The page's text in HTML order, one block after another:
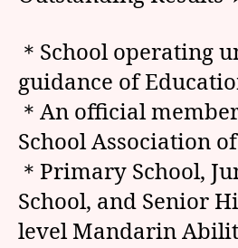
＊School operating
guidance of
＊An official
School Association
＊Primary School,
School, and Senior
level Mandarin